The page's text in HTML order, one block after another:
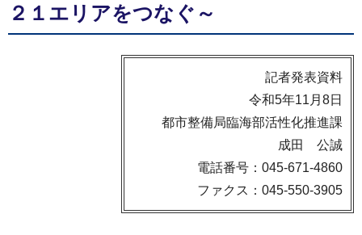
２１エリアをつなぐ～
記者発表資料
令和5年11月8日
都市整備局臨海部活性化推進課
成田 公誠
電話番号：045-671-4860
ファクス：045-550-3905